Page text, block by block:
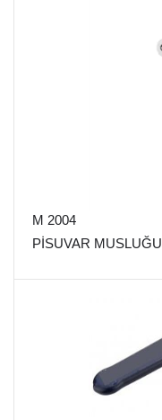
M 2004
PİSUVAR MUSLUĞU